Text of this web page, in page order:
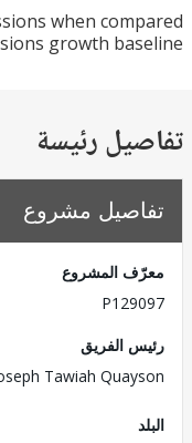
emissions when
emissions growth
رئيسة
مشروع
المشروع
الفريق
Joseph Tawiah